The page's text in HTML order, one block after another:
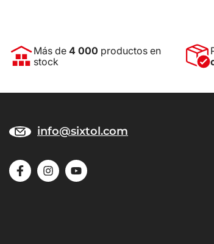
Más de 4 000 productos en
stock
info@sixtol.com